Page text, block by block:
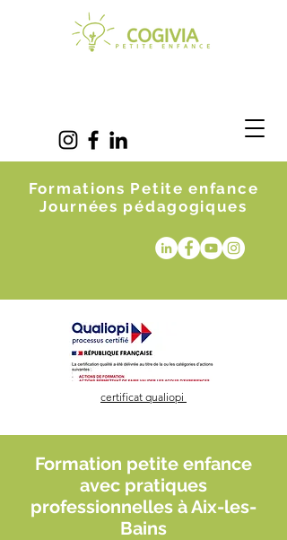
Formations Petite enfance
Journées pédagogiques
certificat qualiopi
Formation petite enfance
avec pratiques
professionnelles à Aix-les-
Bains